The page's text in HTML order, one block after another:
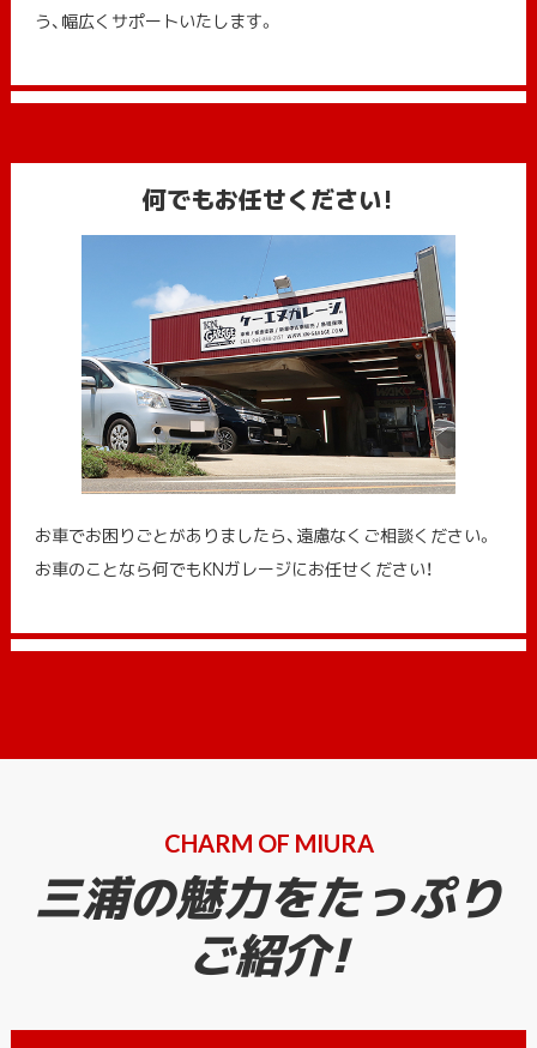
う、幅広くサポートいたします。
何でもお任せください!
お車でお困りごとがありましたら、遠慮なくご相談ください。
お車のことなら何でもKNガレージにお任せください！
CHARM OF MIURA
三浦の魅力をたっぷり
ご紹介!